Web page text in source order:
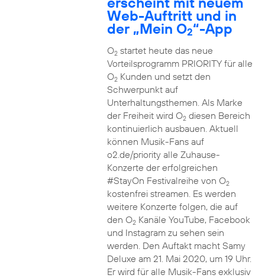
Web-Auftritt und in
der „Mein O2“-App
O2startet heute das neue
Vorteilsprogramm PRIORITY für alle
O2Kunden und setzt den
Schwerpunkt auf
Unterhaltungsthemen. Als Marke
der Freiheit wird O2diesen Bereich
kontinuierlich ausbauen. Aktuell
können Musik-Fans auf
o2.de/priority alle Zuhause-
Konzerte der erfolgreichen
#StayOn Festivalreihe von O2
kostenfrei streamen. Es werden
weitere Konzerte folgen, die auf
den O2Kanäle YouTube, Facebook
und Instagram zu sehen sein
werden. Den Auftakt macht Samy
Deluxe am 21. Mai 2020, um 19 Uhr.
Er wird für alle Musik-Fans exklusiv